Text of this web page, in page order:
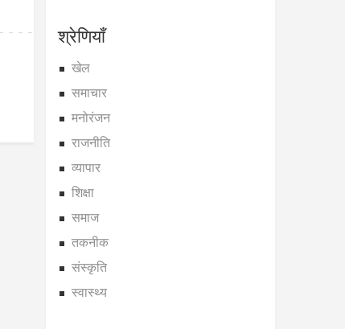
श्रेणियाँ
खेल
समाचार
मनोरंजन
राजनीति
व्यापार
शिक्षा
समाज
तकनीक
संस्कृति
स्वास्थ्य